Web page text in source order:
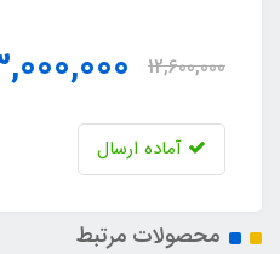
12,600,000
آماده ارسال
محصولات مرتبط